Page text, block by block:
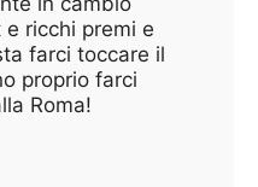
ricchi premi e
farci toccare il
proprio farci
Roma!